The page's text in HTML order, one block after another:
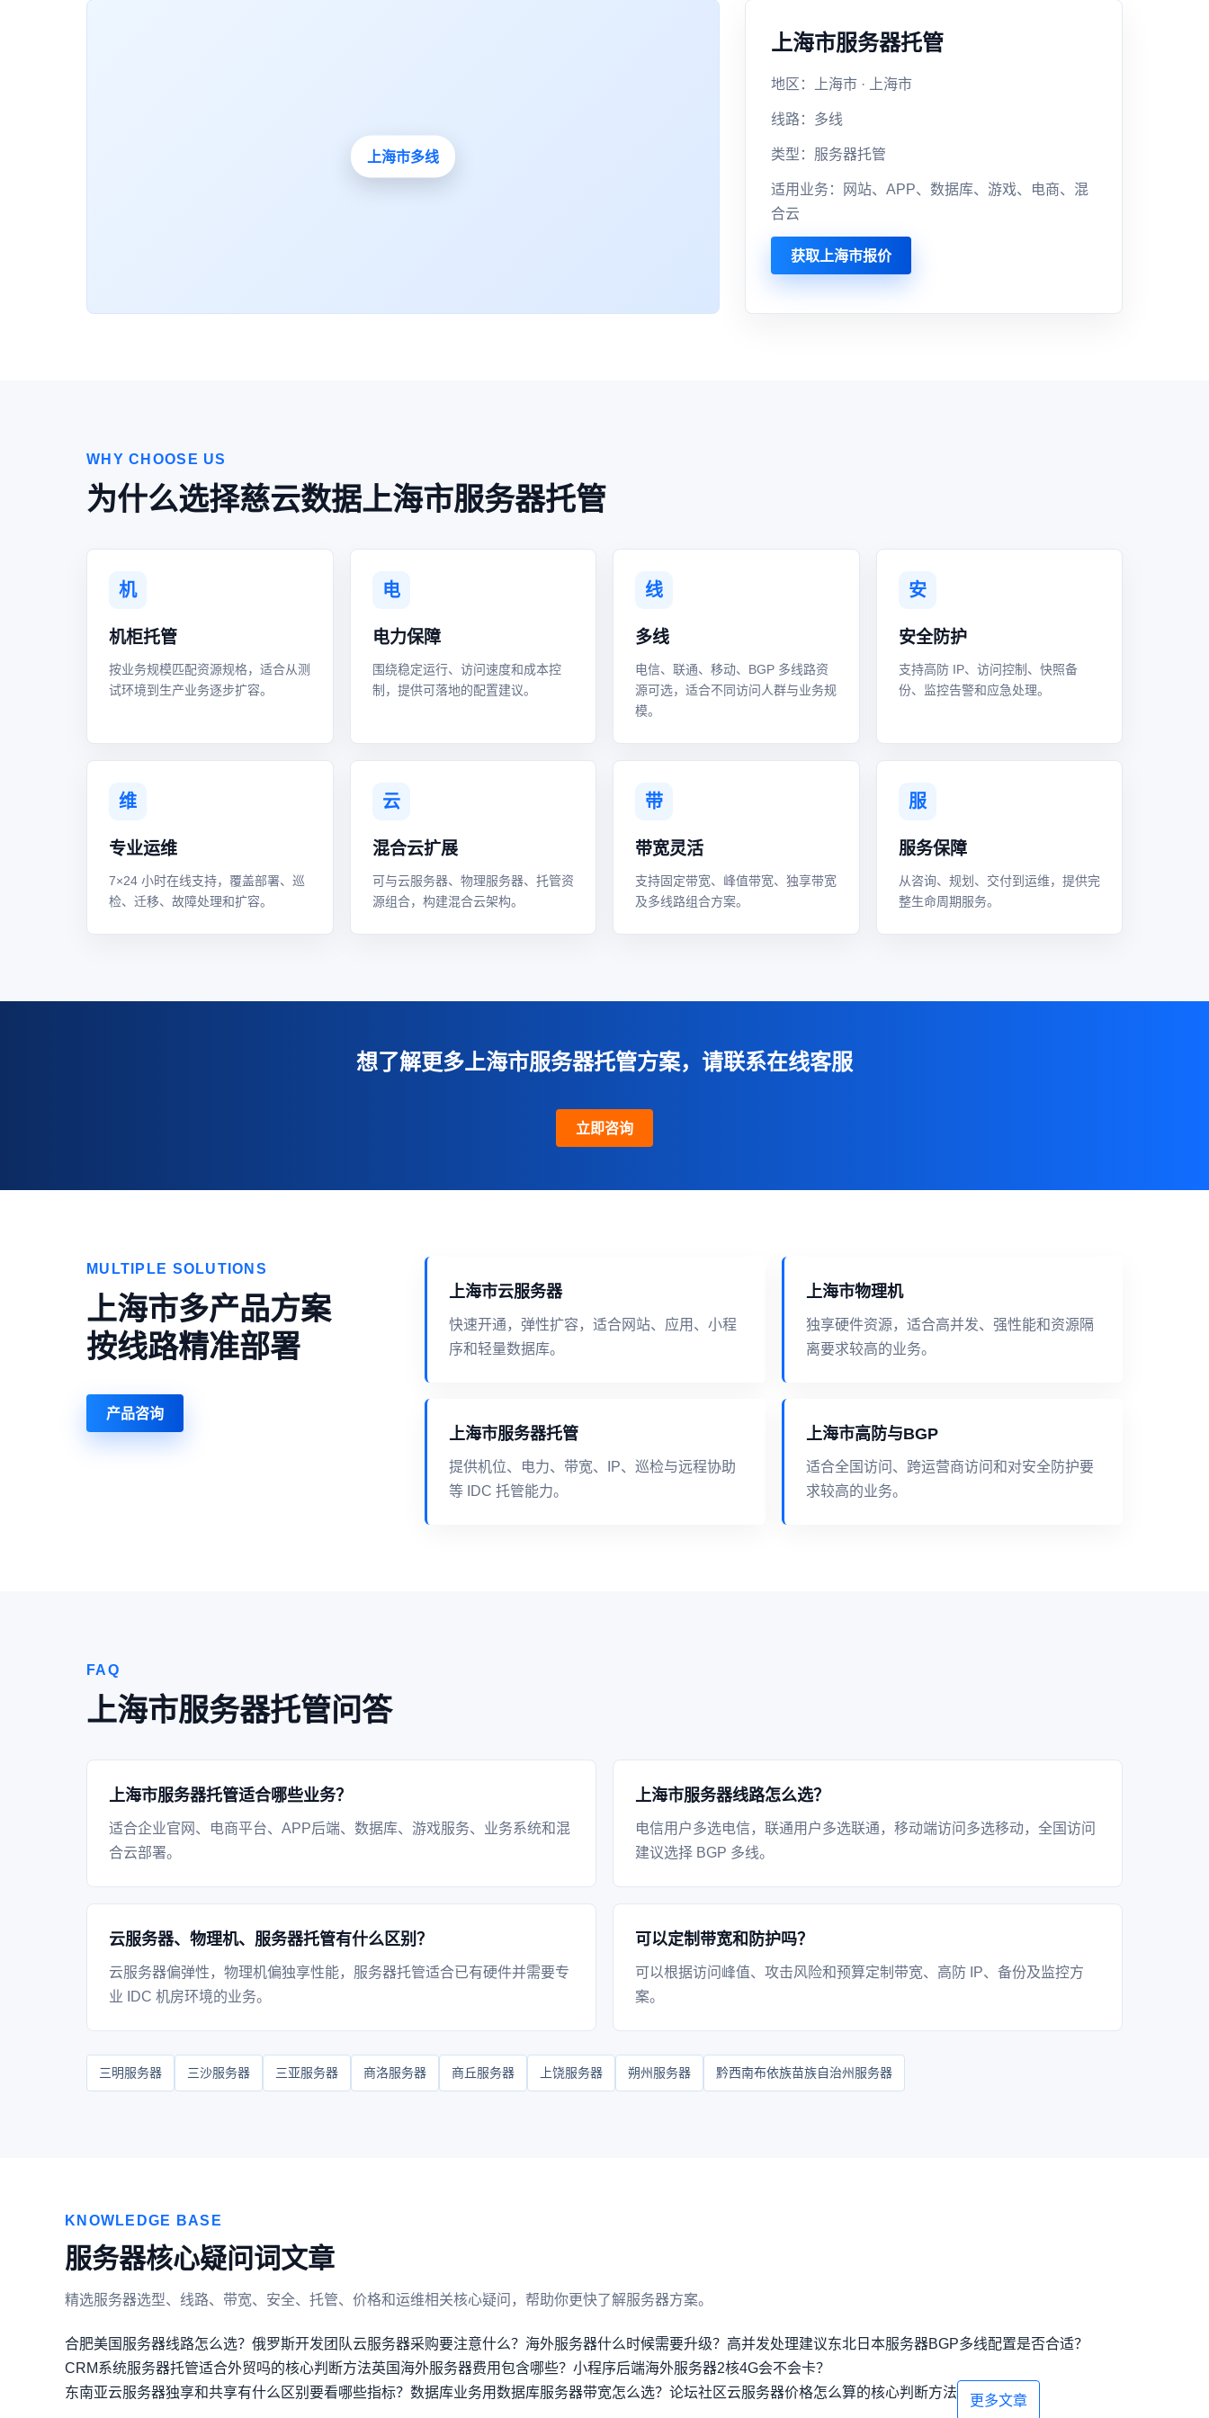
上海市服务器托管
地区：上海市 · 上海市
线路：多线
类型：服务器托管
适用业务：网站、APP、数据库、游戏、电商、混
合云
获取上海市报价
WHY CHOOSE US
为什么选择慈云数据上海市服务器托管
机
机柜托管
按业务规模匹配资源规格，适合从测
试环境到生产业务逐步扩容。
电
电力保障
围绕稳定运行、访问速度和成本控
制，提供可落地的配置建议。
线
多线
电信、联通、移动、BGP 多线路资
源可选，适合不同访问人群与业务规
模。
安
安全防护
支持高防 IP、访问控制、快照备
份、监控告警和应急处理。
维
专业运维
7×24 小时在线支持，覆盖部署、巡
检、迁移、故障处理和扩容。
云
混合云扩展
可与云服务器、物理服务器、托管资
源组合，构建混合云架构。
带
带宽灵活
支持固定带宽、峰值带宽、独享带宽
及多线路组合方案。
服
服务保障
从咨询、规划、交付到运维，提供完
整生命周期服务。
想了解更多上海市服务器托管方案，请联系在线客服
立即咨询
MULTIPLE SOLUTIONS
上海市多产品方案
按线路精准部署
产品咨询
上海市云服务器
快速开通，弹性扩容，适合网站、应用、小程
序和轻量数据库。
上海市物理机
独享硬件资源，适合高并发、强性能和资源隔
离要求较高的业务。
上海市服务器托管
提供机位、电力、带宽、IP、巡检与远程协助
等 IDC 托管能力。
上海市高防与BGP
适合全国访问、跨运营商访问和对安全防护要
求较高的业务。
FAQ
上海市服务器托管问答
上海市服务器托管适合哪些业务？
适合企业官网、电商平台、APP后端、数据库、游戏服务、业务系统和混
合云部署。
上海市服务器线路怎么选？
电信用户多选电信，联通用户多选联通，移动端访问多选移动，全国访问
建议选择 BGP 多线。
云服务器、物理机、服务器托管有什么区别？
云服务器偏弹性，物理机偏独享性能，服务器托管适合已有硬件并需要专
业 IDC 机房环境的业务。
可以定制带宽和防护吗？
可以根据访问峰值、攻击风险和预算定制带宽、高防 IP、备份及监控方
案。
三明服务器 三沙服务器 三亚服务器 商洛服务器 商丘服务器 上饶服务器 朔州服务器 黔西南布依族苗族自治州服务器
KNOWLEDGE BASE
服务器核心疑问词文章
精选服务器选型、线路、带宽、安全、托管、价格和运维相关核心疑问，帮助你更快了解服务器方案。
合肥美国服务器线路怎么选？ 俄罗斯开发团队云服务器采购要注意什么？ 海外服务器什么时候需要升级？高并发处理建议东北日本服务器BGP多线配置是否合适？
CRM系统服务器托管适合外贸吗的核心判断方法英国海外服务器费用包含哪些？ 小程序后端海外服务器2核4G会不会卡？
东南亚云服务器独享和共享有什么区别要看哪些指标？ 数据库业务用数据库服务器带宽怎么选？ 论坛社区云服务器价格怎么算的核心判断方法
更多文章